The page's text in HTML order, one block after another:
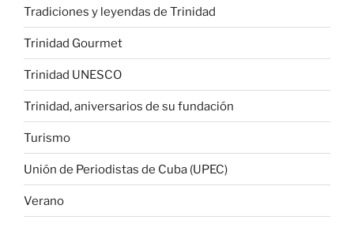
Tradiciones y leyendas de Trinidad
Trinidad Gourmet
Trinidad UNESCO
Trinidad, aniversarios de su fundación
Turismo
Unión de Periodistas de Cuba (UPEC)
Verano